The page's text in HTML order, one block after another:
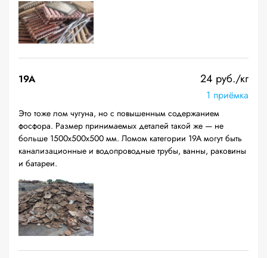
19A 24 руб./кг
1 приёмка
Это тоже лом чугуна, но с повышенным содержанием
фосфора. Размер принимаемых деталей такой же — не
больше 1500х500х500 мм. Ломом категории 19А могут быть
канализационные и водопроводные трубы, ванны, раковины
и батареи.